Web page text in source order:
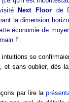
Next Floor de
la dimension
économie de
!".
intuitions se
, et sans oublier, dès
par lire la